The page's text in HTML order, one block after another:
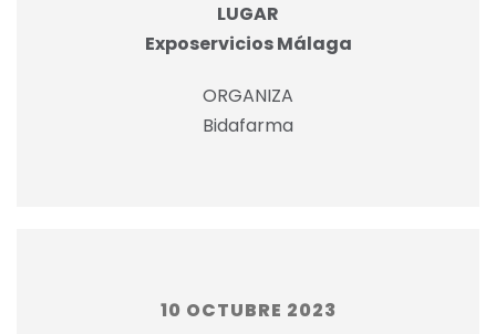
LUGAR
Exposervicios Málaga
ORGANIZA
Bidafarma
10 OCTUBRE 2023